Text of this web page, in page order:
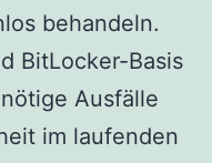
behandeln.
BitLocker-Basis
Ausfälle
im laufenden